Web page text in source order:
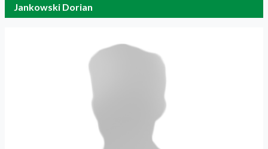
Jankowski Dorian